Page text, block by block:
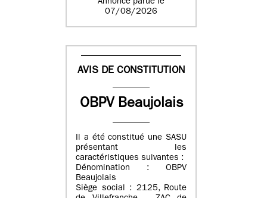
Annonce parue le
07/08/2026
AVIS DE CONSTITUTION
OBPV Beaujolais
Il a été constitué une SASU
présentant les
caractéristiques suivantes :
Dénomination : OBPV
Beaujolais
Siège social : 2125, Route